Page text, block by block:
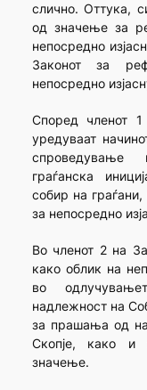
слично. Оттука,
од значење за
непосредно
Законот за
непосредно
Според членот
уредуваат
спроведување
граѓанска
собир на
за непосредно
Во членот 2 на
како облик на
во
надлежност на
за прашања од
Скопје, како
значење.